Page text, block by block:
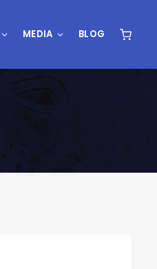
MEDIA BLOG